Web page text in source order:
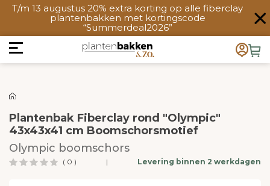
T/m 13 augustus 20% extra korting op alle fiberclay
plantenbakken met kortingscode
“Summerdeal2026”
Plantenbak Fiberclay rond "Olympic"
43x43x41 cm Boomschorsmotief
Olympic boomschors
( 0 ) | Levering binnen 2 werkdagen